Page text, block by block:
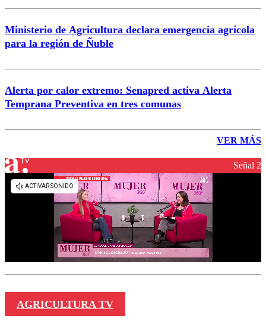
Ministerio de Agricultura declara emergencia agrícola
para la región de Ñuble
Alerta por calor extremo: Senapred activa Alerta
Temprana Preventiva en tres comunas
VER MÁS
Señal 2
AGRICULTURA TV